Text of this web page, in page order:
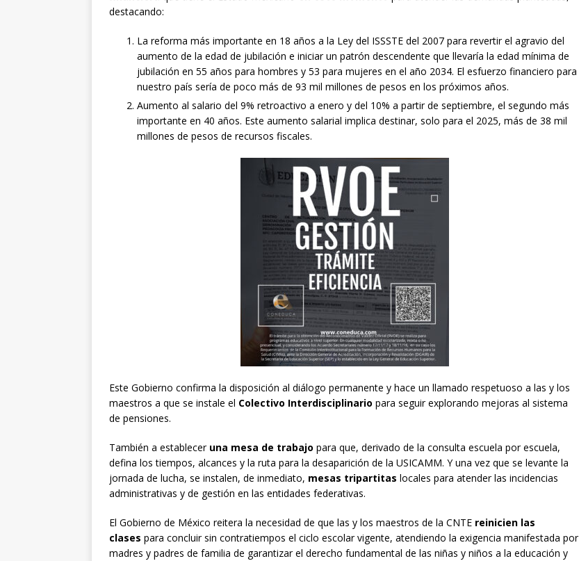
destacando:
La reforma más importante en 18 años a la Ley del ISSSTE del 2007 para revertir el agravio del
aumento de la edad de jubilación e iniciar un patrón descendente que llevaría la edad mínima de
jubilación en 55 años para hombres y 53 para mujeres en el año 2034. El esfuerzo financiero para
nuestro país sería de poco más de 93 mil millones de pesos en los próximos años.
Aumento al salario del 9% retroactivo a enero y del 10% a partir de septiembre, el segundo más
importante en 40 años. Este aumento salarial implica destinar, solo para el 2025, más de 38 mil
millones de pesos de recursos fiscales.
Este Gobierno confirma la disposición al diálogo permanente y hace un llamado respetuoso a las y los
maestros a que se instale el Colectivo Interdisciplinario para seguir explorando mejoras al sistema
de pensiones.
También a establecer una mesa de trabajo para que, derivado de la consulta escuela por escuela,
defina los tiempos, alcances y la ruta para la desaparición de la USICAMM. Y una vez que se levante la
jornada de lucha, se instalen, de inmediato, mesas tripartitas locales para atender las incidencias
administrativas y de gestión en las entidades federativas.
El Gobierno de México reitera la necesidad de que las y los maestros de la CNTE reinicien las
clases para concluir sin contratiempos el ciclo escolar vigente, atendiendo la exigencia manifestada por
madres y padres de familia de garantizar el derecho fundamental de las niñas y niños a la educación y